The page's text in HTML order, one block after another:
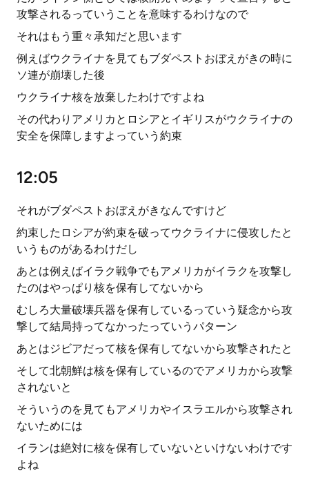
攻撃されるっていうことを意味するわけなので
それはもう重々承知だと思います
例えばウクライナを見てもブダペストおぼえがきの時に
ソ連が崩壊した後
ウクライナ核を放棄したわけですよね
その代わりアメリカとロシアとイギリスがウクライナの
安全を保障しますよっていう約束
12:05
それがブダペストおぼえがきなんですけど
約束したロシアが約束を破ってウクライナに侵攻したと
いうものがあるわけだし
あとは例えばイラク戦争でもアメリカがイラクを攻撃し
たのはやっぱり核を保有してないから
むしろ大量破壊兵器を保有しているっていう疑念から攻
撃して結局持ってなかったっていうパターン
あとはジビアだって核を保有してないから攻撃されたと
そして北朝鮮は核を保有しているのでアメリカから攻撃
されないと
そういうのを見てもアメリカやイスラエルから攻撃され
ないためには
イランは絶対に核を保有していないといけないわけです
よね